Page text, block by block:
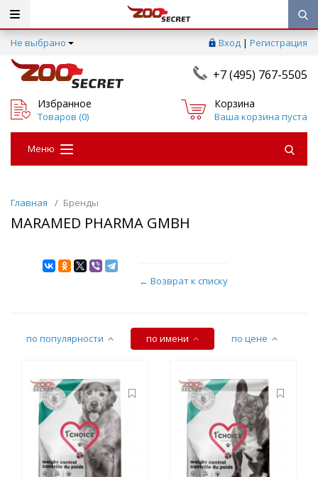
Не выбрано Вход | Регистрация
+7 (495) 767-5505
Избранное
Товаров (0)
Корзина
Ваша корзина пуста
Меню
Главная / Бренды
MARAMED PHARMA GMBH
← Возврат к списку
по популярности по имени по цене